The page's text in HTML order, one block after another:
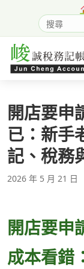
搜尋網站
開店要申
已：新手
記、稅務
2026 年 5 月 21 日
開店要申
成本看錯